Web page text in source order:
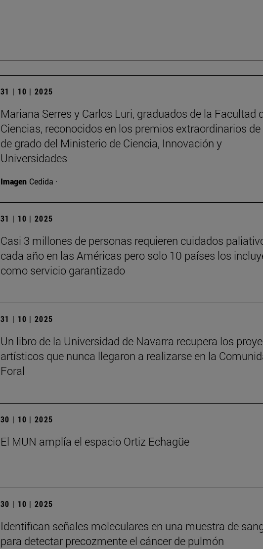
31 | 10 | 2025
Mariana Serres y Carlos Luri, graduados de la Facultad
Ciencias, reconocidos en los premios extraordinarios
de grado del Ministerio de Ciencia, Innovación y
Universidades
Imagen Cedida ·
31 | 10 | 2025
Casi 3 millones de personas requieren cuidados
cada año en las Américas pero solo 10 países los
como servicio garantizado
31 | 10 | 2025
Un libro de la Universidad de Navarra recupera los
artísticos que nunca llegaron a realizarse en la
Foral
30 | 10 | 2025
El MUN amplía el espacio Ortiz Echagüe
30 | 10 | 2025
Identifican señales moleculares en una muestra de
para detectar precozmente el cáncer de pulmón